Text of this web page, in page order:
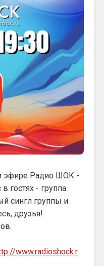
эфире Радио ШОК -
гостях - группа
сингл группы и
друзья!
www.radioshock.r